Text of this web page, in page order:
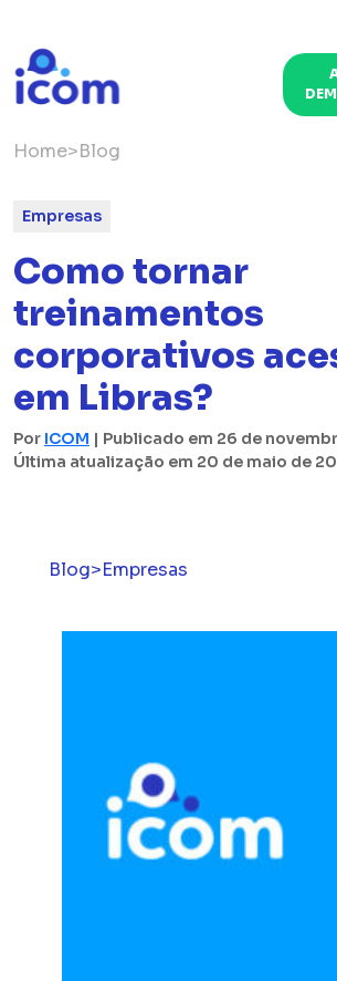
Home>Blog
Empresas
Como tornar
treinamentos
corporativos
em Libras?
Por ICOM | Publicado em 26 de
Última atualização em 20 de maio de
Blog>Empresas